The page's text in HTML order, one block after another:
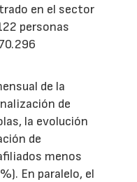
en el sector
personas
de la
de
la evolución
de
menos
En paralelo, el